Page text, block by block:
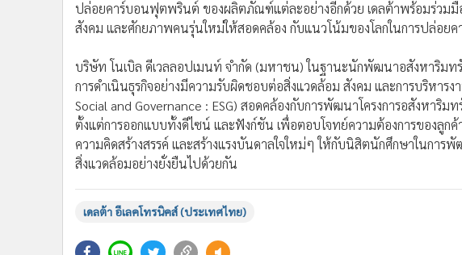
ปล่อยคาร์บอนฟุตพรินต์ ของผลิตภัณฑ์แต่ละอย่างอีกด้วย เดลต้าพร้อมร่วม
สังคม และศักยภาพคนรุ่นใหม่ให้สอดคล้อง กับแนวโน้มของโลกในการปล่อย
บริษัท โนเบิล ดีเวลลอปเมนท์ จำกัด (มหาชน) ในฐานะนักพัฒนาอสังหาริม
การดำเนินธุรกิจอย่างมีความรับผิดชอบต่อสิ่งแวดล้อม สังคม และการบริหาร
Social and Governance : ESG) สอดคล้องกับการพัฒนาโครงการอสังหาริม
ตั้งแต่การออกแบบทั้งดีไซน์ และฟังก์ชัน เพื่อตอบโจทย์ความต้องการของลูก
ความคิดสร้างสรรค์ และสร้างแรงบันดาลใจใหม่ๆ ให้กับนิสิตนักศึกษาในการ
สิ่งแวดล้อมอย่างยั่งยืนไปด้วยกัน
เดลต้า อีเลคโทรนิคส์ (ประเทศไทย)